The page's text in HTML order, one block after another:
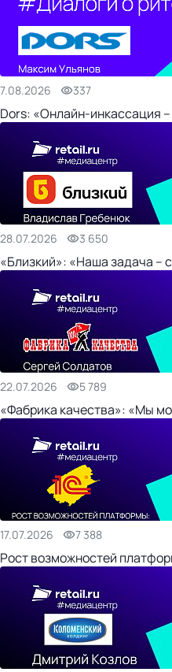
7.08.2026 337
Dors: «Онлайн-инкассация
28.07.2026 3 650
«Близкий»: «Наша задача –
22.07.2026 5 789
«Фабрика качества»: «Мы
17.07.2026 7 388
Рост возможностей